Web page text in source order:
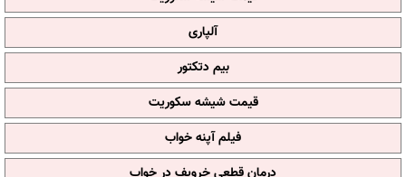
آلپاری
بیم دتکتور
قیمت شیشه سکوریت
فیلم آپنه خواب